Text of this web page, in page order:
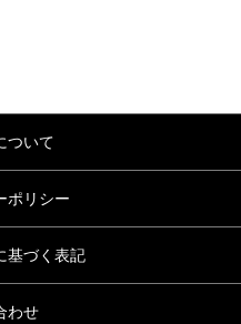
ついて
ポリシー
基づく表記
わせ